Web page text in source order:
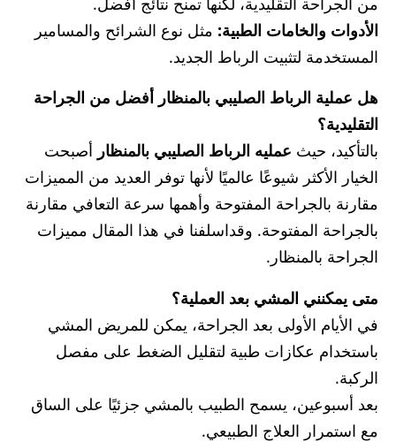
الأدوات والخامات الطبية: مثل نوع الشرائح والمسامير
المستخدمة لتثبيت الرباط الجديد.
هل عملية الرباط الصليبي بالمنظار أفضل من الجراحة
التقليدية؟
بالتأكيد، حيث عمليه الرباط الصليبي بالمنظار أصبحت
الخيار الأكثر شيوعًا عالميًا لأنها توفر العديد من المميزات
مقارنة بالجراحة المفتوحة وأهمها سرعة التعافي مقارنة
بالجراحة المفتوحة. وقداسلفنا في هذا المقال مميزات
الجراحة بالمنظار.
متى يمكنني المشي بعد العملية؟
في الأيام الأولى بعد الجراحة، يمكن للمريض المشي
باستخدام عكازات طبية لتقليل الضغط على مفصل
الركبة.
بعد أسبوعين، يسمح الطبيب بالمشي جزئيًا على الساق
مع استمرار العلاج الطبيعي.